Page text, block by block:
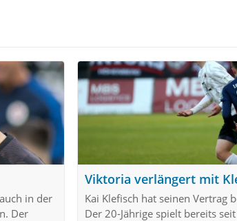
in der
Der
Viktoria verlängert mit
Kai Klefisch hat seinen Vertrag
Der 20-Jährige spielt bereits